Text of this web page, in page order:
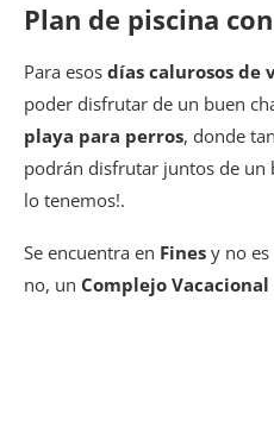
Plan de piscina
Para esos días calurosos de
poder disfrutar de un buen
playa para perros, donde
podrán disfrutar juntos de un
lo tenemos!.
Se encuentra en Fines y no
no, un Complejo Vacacional